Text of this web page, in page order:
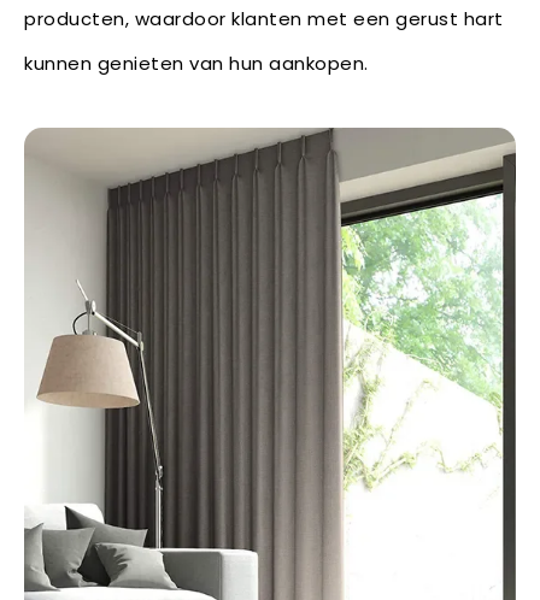
producten, waardoor klanten met een gerust hart
kunnen genieten van hun aankopen.